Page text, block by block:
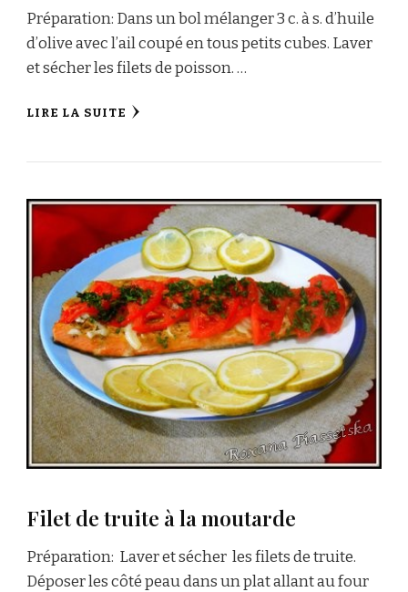
Préparation: Dans un bol mélanger 3 c. à s. d’huile
d’olive avec l’ail coupé en tous petits cubes. Laver
et sécher les filets de poisson. …
LIRE LA SUITE
Filet de truite à la moutarde
Préparation: Laver et sécher les filets de truite.
Déposer les côté peau dans un plat allant au four